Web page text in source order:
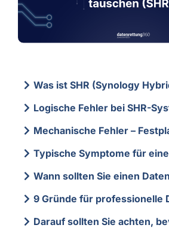
Datenrettung-Wissen
Was ist SHR (Synology
Logische Fehler bei SHR-
Mechanische Fehler – Festplatte
Typische Symptome für einen defekten
Wann sollten Sie einen
9 Gründe für professionelle Datenrettung
Darauf sollten Sie achten,